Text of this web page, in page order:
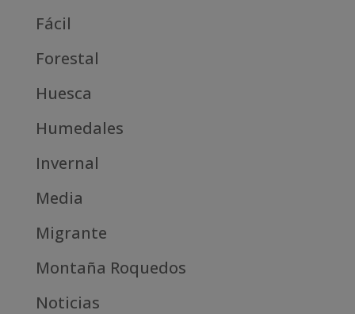
Fácil
Forestal
Huesca
Humedales
Invernal
Media
Migrante
Montaña Roquedos
Noticias